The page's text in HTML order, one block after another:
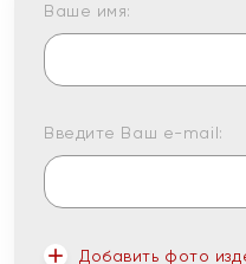
Ваше имя:
Введите Ваш e-mail:
Добавить фото